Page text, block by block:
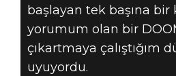
başlayan tek başına
yorumum olan bir
çıkartmaya çalıştığım
uyuyordu.